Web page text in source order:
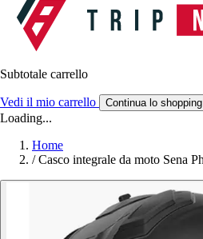
Subtotale carrello
Vedi il mio carrello Continua lo shopping
Loading...
Home
/ Casco integrale da moto Sena